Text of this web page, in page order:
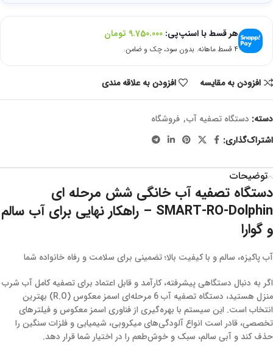
هر قسط با اسنپ‌پی: 9.750.000 تومان
۴ قسط ماهانه. بدون سود، چک و ضامن.
افزودن به مقایسه افزودن به علاقه مندی
دسته: دستگاه تصفیه آب, فروشگاه
اشتراک‌گذاری:
توضیحات
دستگاه تصفیه آب خانگی شش مرحله ای
SMART-RO-Dolphin – راهکار نهایی برای آب سالم
و گوارا
آب پاکیزه، سالم و با کیفیت بالا؛ تضمینی برای سلامت و رفاه خانواده شما
اگر به دنبال دستگاهی پیشرفته، کارآمد و قابل اعتماد برای تصفیه کامل آب شرب
منزل هستید، دستگاه تصفیه آب 6 مرحله‌ای اسمز معکوس (R.O) بهترین
انتخاب است. این سیستم با بهره‌گیری از فناوری اسمز معکوس و فیلترهای
تخصصی، قادر است انواع آلودگی‌های میکروبی، شیمیایی و فلزات سنگین را
حذف کند و آبی سالم، سبک و خوش‌طعم را در اختیار شما قرار دهد.